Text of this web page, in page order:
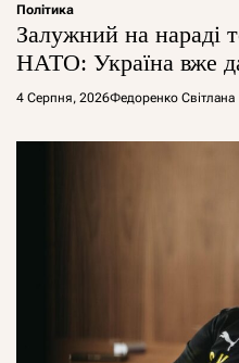
Політика
Залужний на нараді
НАТО: Україна вже
4 Серпня, 2026Федоренко Світлана